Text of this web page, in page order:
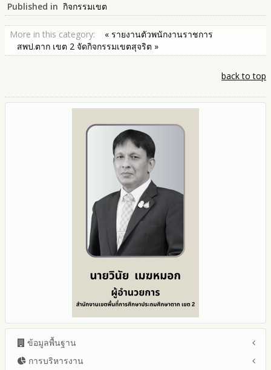
Published in กิจกรรมเขต
More in this category:
« รายงานตัวพนักงานราชการ
สพป.ตาก เขต 2 จัดกิจกรรมเขตสุจริต »
back to top
ข้อมูลพื้นฐาน
โครงสร้าง หน้าที่และอำนาจ
การบริหารงาน